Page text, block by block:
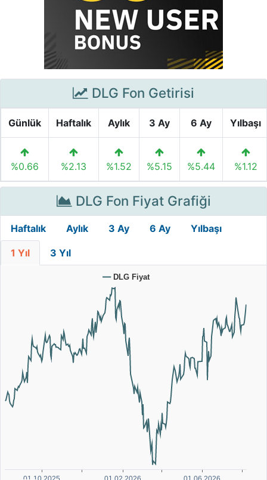
DLG Fon Getirisi
Günlük Haftalık Aylık 3 Ay 6 Ay Yılbaşı
%0.66 %2.13 %1.52 %5.15 %5.44 %1.12
DLG Fon Fiyat Grafiği
Haftalık Aylık 3 Ay 6 Ay Yılbaşı
1 Yıl 3 Yıl